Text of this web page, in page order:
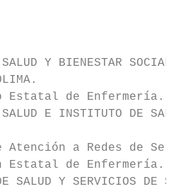
Y BIENESTAR SOCIAL Y
Estatal de Enfermería.
E INSTITUTO DE SALUD
Atención a Redes de
Estatal de Enfermería.
SALUD Y SERVICIOS DE